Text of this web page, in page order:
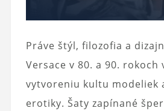
Práve štýl, filozofia a
Versace v 80. a 90. rokoch
vytvoreniu kultu modeliek
erotiky. Šaty zapínané